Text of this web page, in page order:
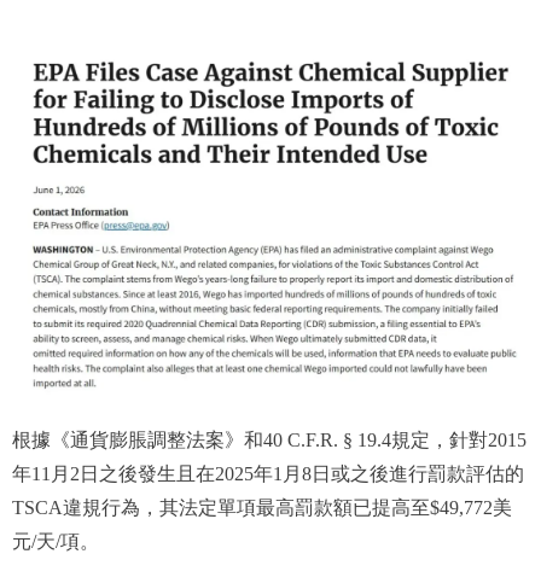
根據《通貨膨脹調整法案》和40 C.F.R. § 19.4規定，針對2015
年11月2日之後發生且在2025年1月8日或之後進行罰款評估的
TSCA違規行為，其法定單項最高罰款額已提高至$49,772美
元/天/項。